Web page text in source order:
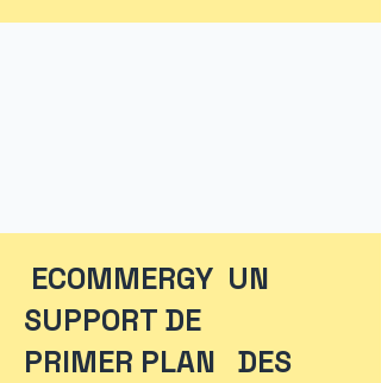
ECOMMERGY UN
SUPPORT DE
PRIMER PLAN DES